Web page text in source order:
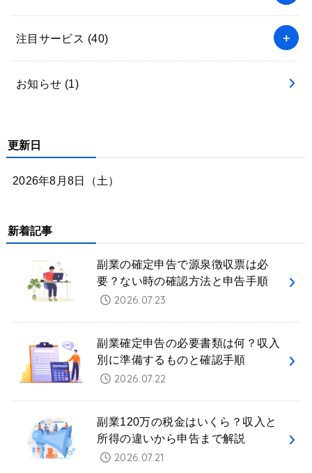
注目サービス (40)
お知らせ (1)
更新日
2026年8月8日（土）
新着記事
副業の確定申告で源泉徴収票は必
要？ない時の確認方法と申告手順
2026.07.23
副業確定申告の必要書類は何？収入
別に準備するものと確認手順
2026.07.22
副業120万の税金はいくら？収入と
所得の違いから申告まで解説
2026.07.21